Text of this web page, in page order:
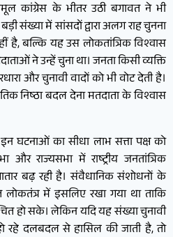
कांग्रेस के भीतर उठी बगावत ने भी
संख्या में सांसदों द्वारा अलग राह चुनना
है, बल्कि यह उस लोकतांत्रिक विश्वास
ने उन्हें चुना था। जनता किसी व्यक्ति
और चुनावी वादों को भी वोट देती है।
निष्ठा बदल देना मतदाता के विश्वास
घटनाओं का सीधा लाभ सत्ता पक्ष को
राज्यसभा में राष्ट्रीय जनतांत्रिक
बढ़ रही है। संवैधानिक संशोधनों के
में इसलिए रखा गया था ताकि
हो सके। लेकिन यदि यह संख्या चुनावी
रहे दलबदल से हासिल की जाती है, तो